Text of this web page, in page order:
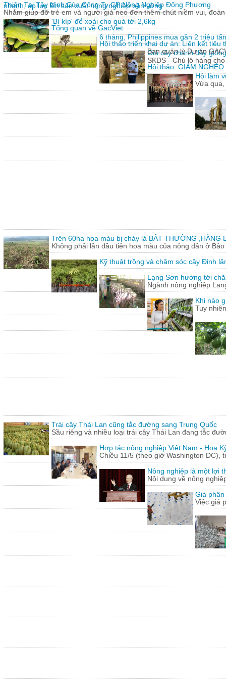
nhanh, áp lực lên sản xuất nông nghiệp bền vững
'Bí kíp' để xoài cho quả tới 2,6kg
6 tháng, Philippines mua gần 2 triệu
Giả cây chanh dây
SKĐS - Chủ lô hàng
Hội làm
Vừa qua,
Trên 60ha hoa màu bị cháy lá BÂT THƯỜNG
Không phải lần đầu tiên hoa màu của nông dân ở
Kỹ thuật trồng và chăm sóc cây Đinh
Lạng Sơn hướng tới
Ngành nông nghiệp
Khi nào
Tuy
Trái cây Thái Lan cũng tắc đường sang Trung Quốc
Sầu riêng và nhiều loại trái cây Thái Lan đang tắc
Hợp tác nông nghiệp Việt Nam - Hoa
Chiều 11/5 (theo giờ Washington DC),
Nông nghiệp là một lợi
Nội dung về nông
Giá
Việc giá
Thiện Tại Tây Ninh Của Công Ty CP Nông Nghiệp Đông Phương
Nhằm giúp đỡ trẻ em và người già neo đơn thêm chút niềm vui,
Tổng quan về GacViet
Hội thảo triển khai dự án: Liên kết tiêu
Ban quản lý Dự án
Hội thảo: GIẢM